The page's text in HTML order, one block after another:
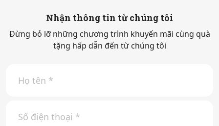
Nhận thông tin từ chúng tôi
Đừng bỏ lỡ những chương trình khuyến mãi cùng quà
tặng hấp dẫn đến từ chúng tôi